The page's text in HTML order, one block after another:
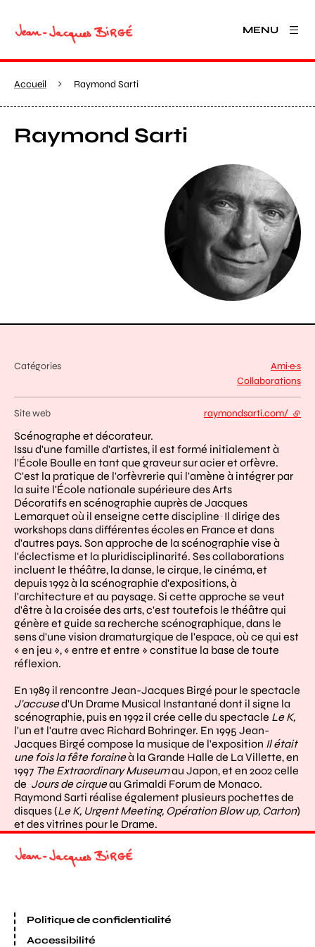
MENU
Accueil Raymond Sarti
Raymond Sarti
Agrandir
Catégories
Ami·e·s
Collaborations
Site web raymondsarti.com/ -
Scénographe et décorateur.
Issu d'une famille d'artistes, il est formé initialement à
l'École Boulle en tant que graveur sur acier et orfèvre.
C'est la pratique de l'orfèvrerie qui l'amène à intégrer par
la suite l'École nationale supérieure des Arts
Décoratifs en scénographie auprès de Jacques
Lemarquet où il enseigne cette discipline . Il dirige des
workshops dans différentes écoles en France et dans
d'autres pays. Son approche de la scénographie vise à
l'éclectisme et la pluridisciplinarité. Ses collaborations
incluent le théâtre, la danse, le cirque, le cinéma, et
depuis 1992 à la scénographie d'expositions, à
l'architecture et au paysage. Si cette approche se veut
d'être à la croisée des arts, c'est toutefois le théâtre qui
génère et guide sa recherche scénographique, dans le
sens d'une vision dramaturgique de l'espace, où ce qui est
« en jeu », « entre et entre » constitue la base de toute
réflexion.
En 1989 il rencontre Jean-Jacques Birgé pour le spectacle
J'accused'Un Drame Musical Instantané dont il signe la
scénographie, puis en 1992 il crée celle du spectacle Le K,
l'un et l'autre avec Richard Bohringer. En 1995 Jean-
Jacques Birgé compose la musique de l'exposition Il était
une fois la fête foraineà la Grande Halle de La Villette, en
1997 The Extraordinary Museumau Japon, et en 2002 celle
de Jours de cirqueau Grimaldi Forum de Monaco.
Raymond Sarti réalise également plusieurs pochettes de
disques (Le K, Urgent Meeting, Opération Blow up, Carton)
et des vitrines pour le Drame.
Politique de confidentialité
Accessibilité